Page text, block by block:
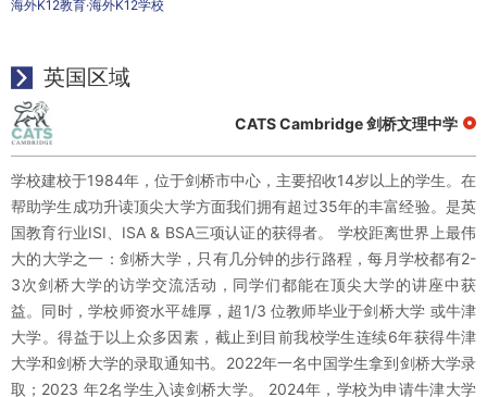
海外K12教育·海外K12学校
英国区域
CATS Cambridge 剑桥文理中学
学校建校于1984年，位于剑桥市中心，主要招收14岁以上的学生。在
帮助学生成功升读顶尖大学方面我们拥有超过35年的丰富经验。是英
国教育行业ISI、ISA & BSA三项认证的获得者。 学校距离世界上最伟
大的大学之一：剑桥大学，只有几分钟的步行路程，每月学校都有2-
3次剑桥大学的访学交流活动，同学们都能在顶尖大学的讲座中获
益。同时，学校师资水平雄厚，超1/3 位教师毕业于剑桥大学 或牛津
大学。得益于以上众多因素，截止到目前我校学生连续6年获得牛津
大学和剑桥大学的录取通知书。2022年一名中国学生拿到剑桥大学录
取；2023 年2名学生入读剑桥大学。 2024年，学校为申请牛津大学